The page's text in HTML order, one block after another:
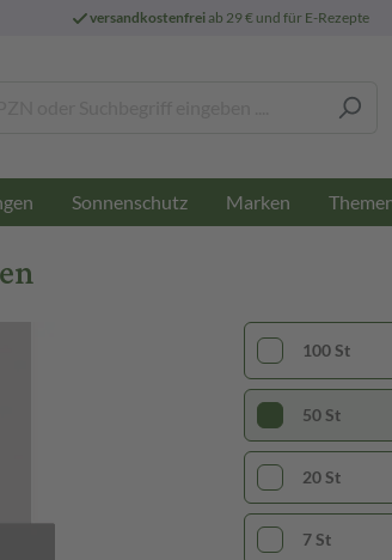
versandkostenfreiab 29 € und für E-Rezepte
Sonnenschutz Marken
100 St
50 St
20 St
7 St